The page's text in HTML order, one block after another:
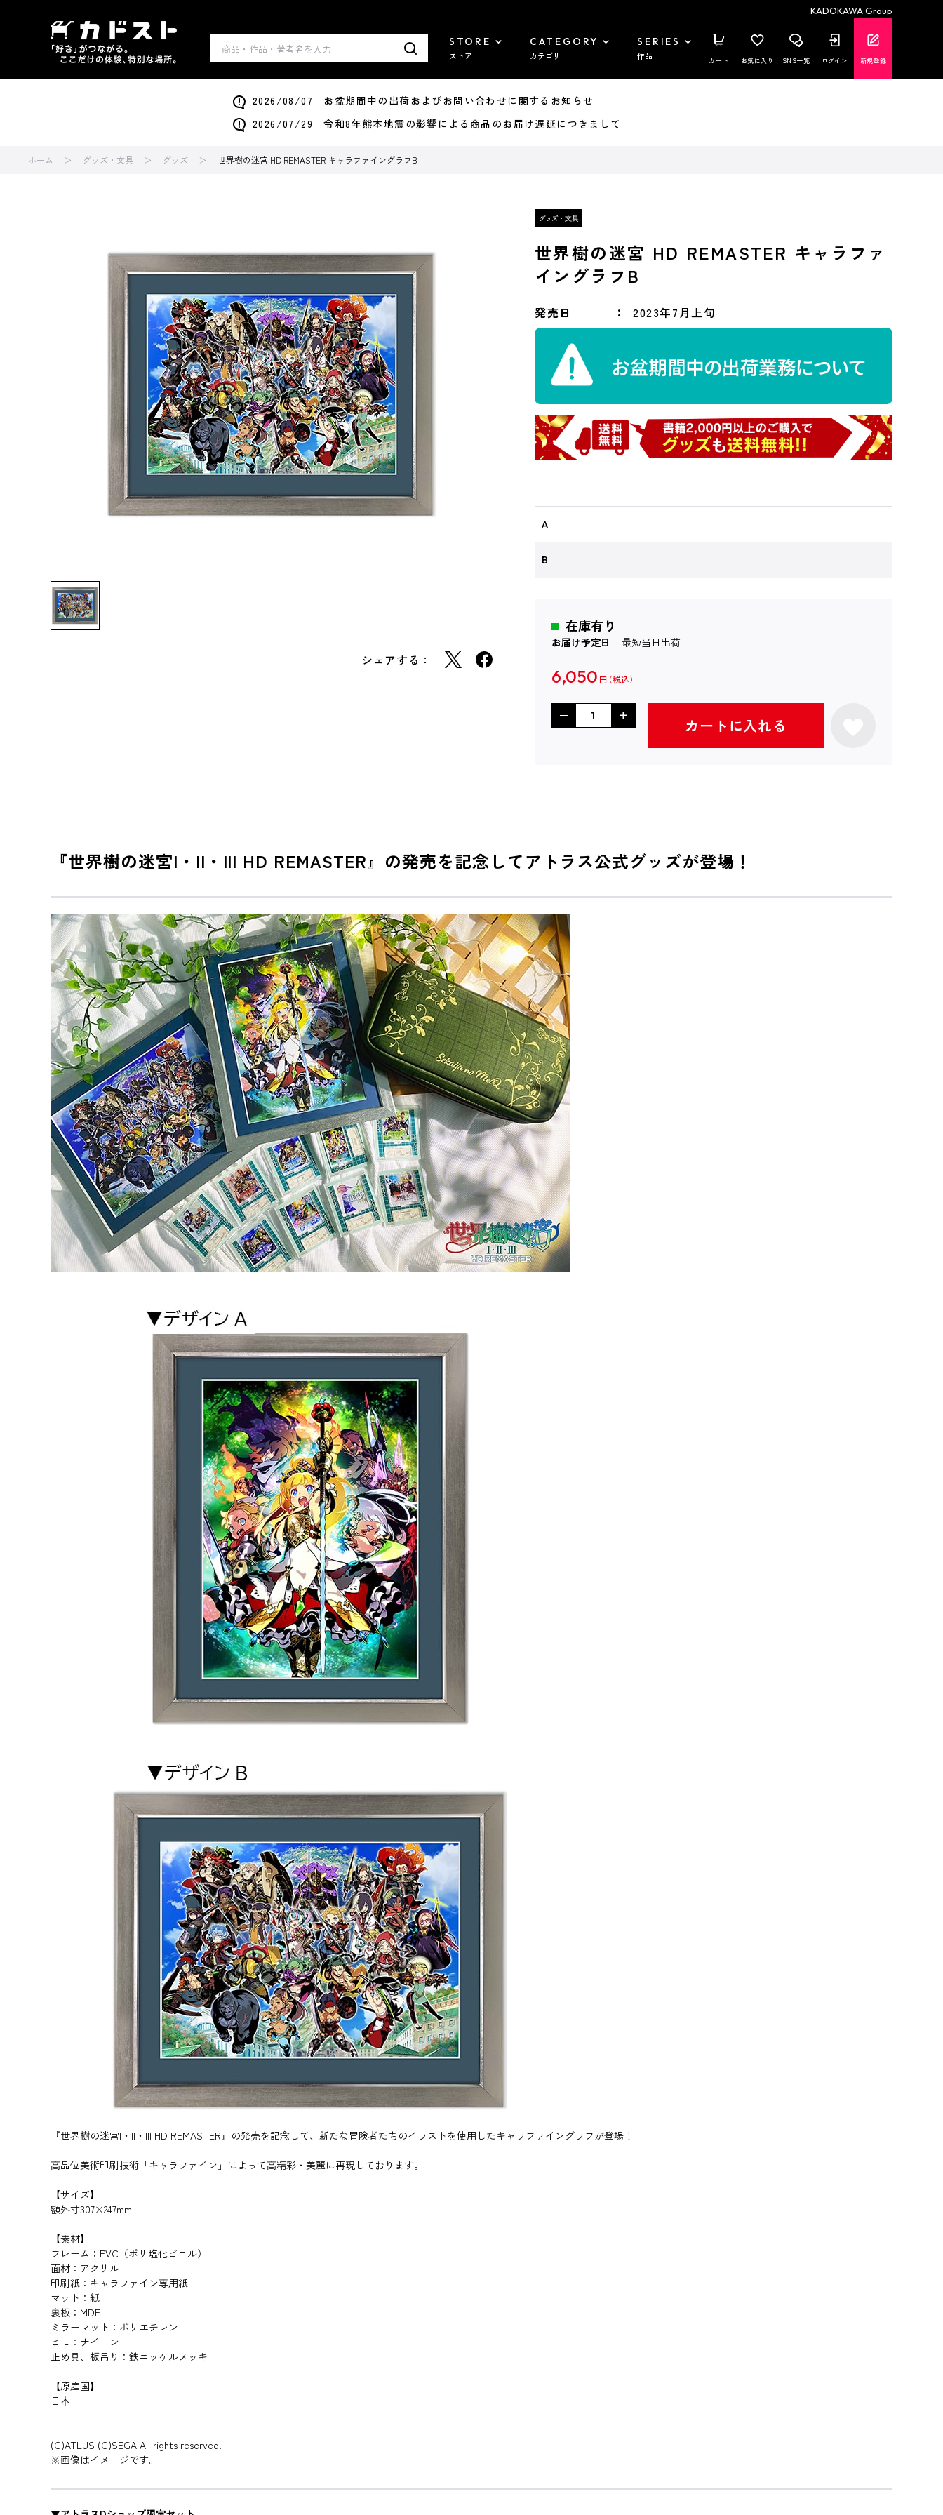
KADOKAWA Group
STORE
ストア
CATEGORY
カテゴリ
SERIES
作品 カート お気に入り SNS一覧 ログイン 新規登録
2026/08/07 お盆期間中の出荷およびお問い合わせに関するお知らせ
2026/07/29 令和8年熊本地震の影響による商品のお届け遅延につきまして
ホーム グッズ・文具 グッズ 世界樹の迷宮 HD REMASTER キャラファイングラフB
シェアする：
世界樹の迷宮 HD REMASTER キャラファ
イングラフB
発売日 2023年7月上旬
A
B
在庫有り
お届け予定日 最短当日出荷
6,050 円
カートに入れる
『世界樹の迷宮I・II・III HD REMASTER』の発売を記念してアトラス公式グッズが登場！
『世界樹の迷宮I・II・III HD REMASTER』の発売を記念して、新たな冒険者たちのイラストを使用したキャラファイングラフが登場！
高品位美術印刷技術「キャラファイン」によって高精彩・美麗に再現しております。
【サイズ】
額外寸307×247mm
【素材】
フレーム：PVC（ポリ塩化ビニル）
面材：アクリル
印刷紙：キャラファイン専用紙
マット：紙
裏板：MDF
ミラーマット：ポリエチレン
ヒモ：ナイロン
止め具、板吊り：鉄ニッケルメッキ
【原産国】
日本
(C)ATLUS (C)SEGA All rights reserved.
※画像はイメージです。